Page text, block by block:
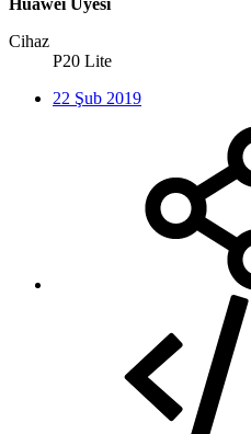
Cihaz
P20 Lite
22 Şub 2019